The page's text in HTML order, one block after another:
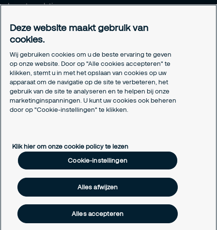
Investor relations
Certificeringen
Aanmeldformulieren installatiepartners
Juridisch
Privacyverklaring
Algemene voorwaarden
Responsible disclosure
Cookie-instellingen
Copyright © 2026 Securitas Nederland
Deze website maakt gebruik van
cookies.
Wij gebruiken cookies om u de beste ervaring te geven
op onze website. Door op "Alle cookies accepteren" te
klikken, stemt u in met het opslaan van cookies op uw
apparaat om de navigatie op de site te verbeteren, het
gebruik van de site te analyseren en te helpen bij onze
marketinginspanningen. U kunt uw cookies ook beheren
door op "Cookie-instellingen" te klikken.
Klik hier om onze cookie policy te lezen
Cookie-instellingen
Alles afwijzen
Alles accepteren